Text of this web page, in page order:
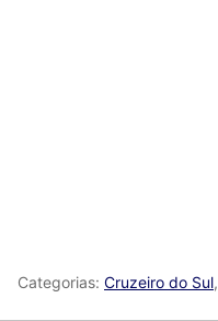
Categorias: Cruzeiro do Sul,